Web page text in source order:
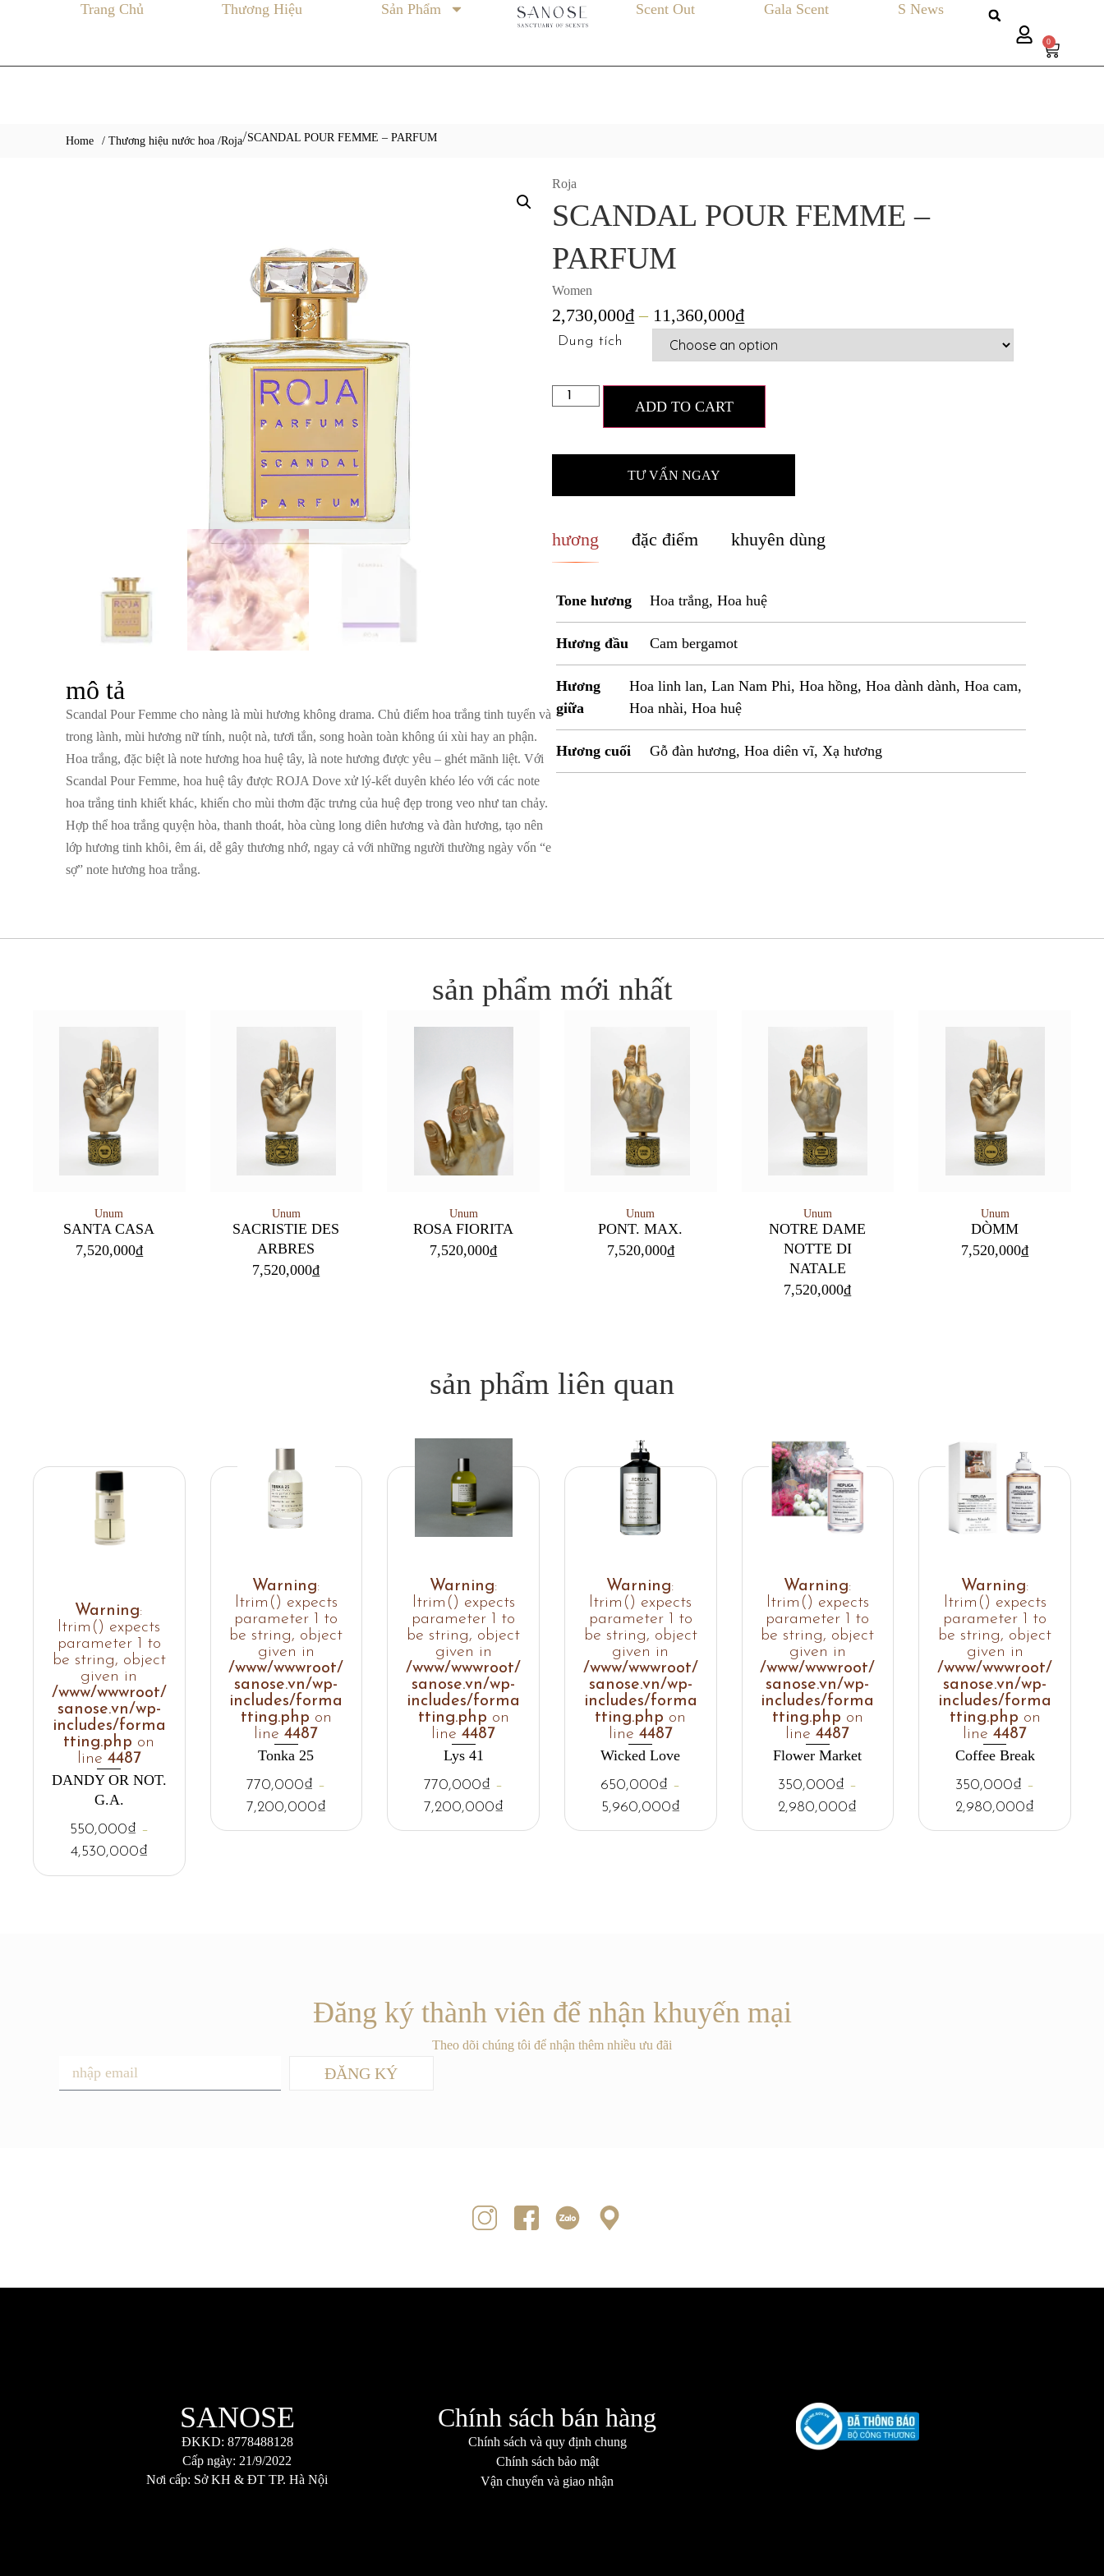
Trang Chủ Thương Hiệu Sản Phẩm Scent Out Gala Scent S News
0
Home / Thương hiệu nước hoa /Roja/SCANDAL POUR FEMME – PARFUM
mô tả
Scandal Pour Femme cho nàng là mùi hương không drama. Chủ điểm hoa trắng tinh tuyển và
trong lành, mùi hương nữ tính, nuột nà, tươi tắn, song hoàn toàn không úi xùi hay an phận.
Hoa trắng, đặc biệt là note hương hoa huệ tây, là note hương được yêu – ghét mãnh liệt. Với
Scandal Pour Femme, hoa huệ tây được ROJA Dove xử lý-kết duyên khéo léo với các note
hoa trắng tinh khiết khác, khiến cho mùi thơm đặc trưng của huệ đẹp trong veo như tan chảy.
Hợp thể hoa trắng quyện hòa, thanh thoát, hòa cùng long diên hương và đàn hương, tạo nên
lớp hương tinh khôi, êm ái, dễ gây thương nhớ, ngay cả với những người thường ngày vốn “e
sợ” note hương hoa trắng.
Roja
SCANDAL POUR FEMME –
PARFUM
Women
2,730,000₫ – 11,360,000₫
Dung tích
ADD TO CART
TƯ VẤN NGAY
hương đặc điểm khuyên dùng
Tone hương Hoa trắng, Hoa huệ
Hương đầu Cam bergamot
Hương
giữa
Hoa linh lan, Lan Nam Phi, Hoa hồng, Hoa dành dành, Hoa cam,
Hoa nhài, Hoa huệ
Hương cuối Gỗ đàn hương, Hoa diên vĩ, Xạ hương
sản phẩm mới nhất
Unum
SANTA CASA
7,520,000₫
Unum
SACRISTIE DES
ARBRES
7,520,000₫
Unum
ROSA FIORITA
7,520,000₫
Unum
PONT. MAX.
7,520,000₫
Unum
NOTRE DAME
NOTTE DI
NATALE
7,520,000₫
Unum
DÒMM
7,520,000₫
sản phẩm liên quan
Warning:
ltrim() expects
parameter 1 to
be string, object
given in
/www/wwwroot/
sanose.vn/wp-
includes/forma
tting.php on
line 4487
DANDY OR NOT.
G.A.
550,000₫ –
4,530,000₫
Warning:
ltrim() expects
parameter 1 to
be string, object
given in
/www/wwwroot/
sanose.vn/wp-
includes/forma
tting.php on
line4487
Tonka 25
770,000₫ –
7,200,000₫
Warning:
ltrim() expects
parameter 1 to
be string, object
given in
/www/wwwroot/
sanose.vn/wp-
includes/forma
tting.php on
line4487
Lys 41
770,000₫ –
7,200,000₫
Warning:
ltrim() expects
parameter 1 to
be string, object
given in
/www/wwwroot/
sanose.vn/wp-
includes/forma
tting.php on
line 4487
Wicked Love
650,000₫ –
5,960,000₫
Warning:
ltrim() expects
parameter 1 to
be string, object
given in
/www/wwwroot/
sanose.vn/wp-
includes/forma
tting.php on
line4487
Flower Market
350,000₫ –
2,980,000₫
Warning:
ltrim() expects
parameter 1 to
be string, object
given in
/www/wwwroot/
sanose.vn/wp-
includes/forma
tting.php on
line4487
Coffee Break
350,000₫ –
2,980,000₫
Đăng ký thành viên để nhận khuyến mại
Theo dõi chúng tôi để nhận thêm nhiều ưu đãi
ĐĂNG KÝ
SANOSE
ĐKKD: 8778488128
Cấp ngày: 21/9/2022
Nơi cấp: Sở KH & ĐT TP. Hà Nội
Chính sách bán hàng
Chính sách và quy định chung
Chính sách bảo mật
Vận chuyển và giao nhận